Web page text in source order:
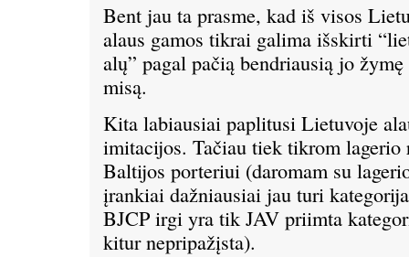
Bent jau ta prasme, kad iš visos
alaus gamos tikrai galima išskirti
alų” pagal pačią bendriausią jo
misą.
Kita labiausiai paplitusi Lietuvoje
imitacijos. Tačiau tiek tikrom lagerio
Baltijos porteriui (daromam su
įrankiai dažniausiai jau turi
BJCP irgi yra tik JAV priimta
kitur nepripažįsta).